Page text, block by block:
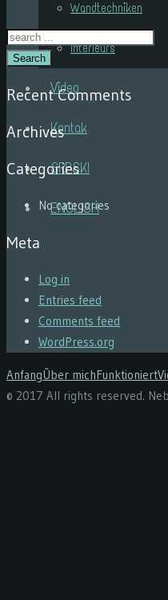
Wandtechniken
Interieurs
Video
Kontak
SRPSKI
ENGLISH
Search
Recent Comments
Archives
Categories
No categories
Meta
Log in
Entries feed
Comments feed
WordPress.org
AnfangÜber michFunktioniert
© 2017 All rights reserved.